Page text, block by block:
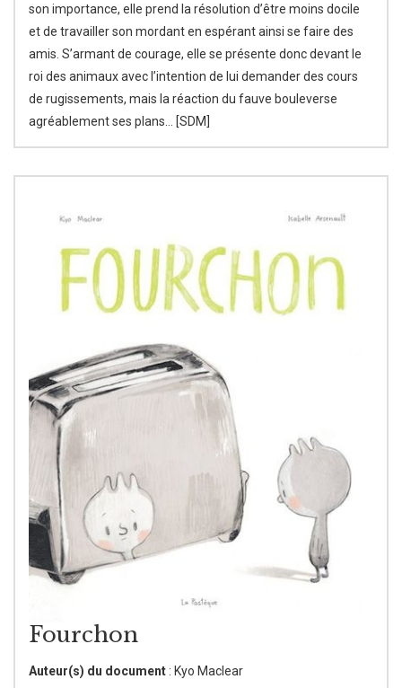
son importance, elle prend la résolution d’être moins docile
et de travailler son mordant en espérant ainsi se faire des
amis. S’armant de courage, elle se présente donc devant le
roi des animaux avec l’intention de lui demander des cours
de rugissements, mais la réaction du fauve bouleverse
agréablement ses plans… [SDM]
Fourchon
Auteur(s) du document : Kyo Maclear